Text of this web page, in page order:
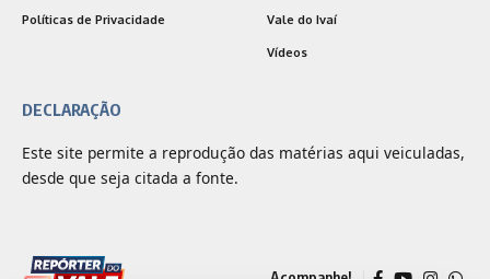
Políticas de Privacidade Vale do Ivaí
Vídeos
DECLARAÇÃO
Este site permite a reprodução das matérias aqui veiculadas,
desde que seja citada a fonte.